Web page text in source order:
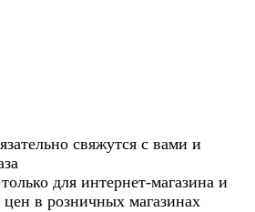
свяжутся с вами и
для интернет-магазина и
цен в розничных магазинах